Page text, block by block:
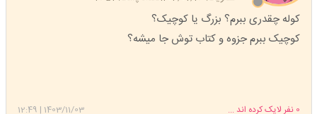
کوله چقدری ببرم؟ بزرگ یا کوچیک؟
کوچیک ببرم جزوه و کتاب توش جا میشه؟
1403/11/03
|
12:49 0 نفر لایک کرده اند ...